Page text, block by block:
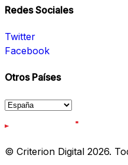
Redes Sociales
Twitter
Facebook
Otros Países
© Criterion Digital 2026.